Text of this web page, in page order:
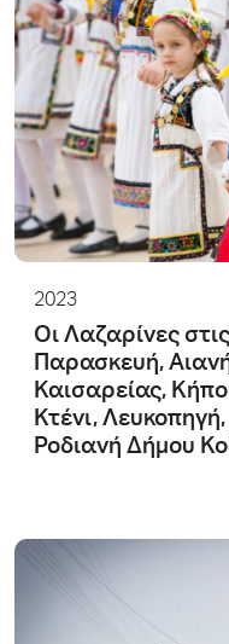
2023
Οι Λαζαρίνες
Παρασκευή,
Καισαρείας,
Κτένι,
Ροδιανή Δήμου